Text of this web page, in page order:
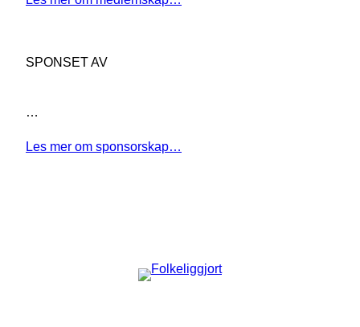
SPONSET AV
…
Les mer om sponsorskap…